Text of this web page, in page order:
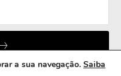
a sua navegação. Saiba